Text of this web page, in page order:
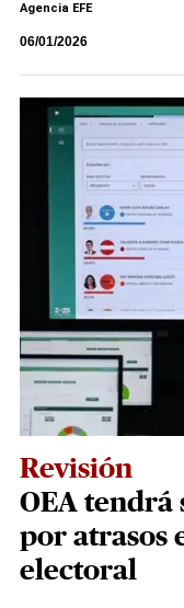
Agencia EFE
06/01/2026
Revisión
OEA
por atrasos
electoral